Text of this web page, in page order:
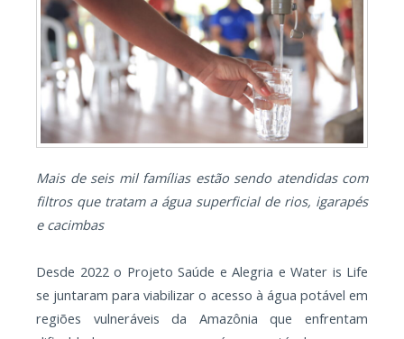
Mais de seis mil famílias estão sendo atendidas com
filtros que tratam a água superficial de rios, igarapés
e cacimbas
Desde 2022 o Projeto Saúde e Alegria e Water is Life
se juntaram para viabilizar o acesso à água potável em
regiões vulneráveis da Amazônia que enfrentam